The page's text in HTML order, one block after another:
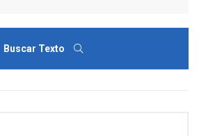
Buscar Texto